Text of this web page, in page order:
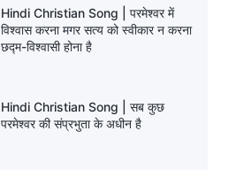
Hindi Christian Song | परमेश्वर में
विश्वास करना मगर सत्य को स्वीकार न करना
छद्म-विश्वासी होना है
Hindi Christian Song | सब कुछ
परमेश्वर की संप्रभुता के अधीन है